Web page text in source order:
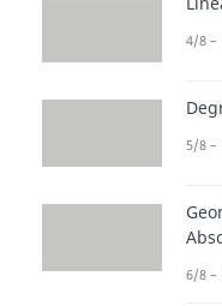
4/8 –
5/8 –
6/8 –